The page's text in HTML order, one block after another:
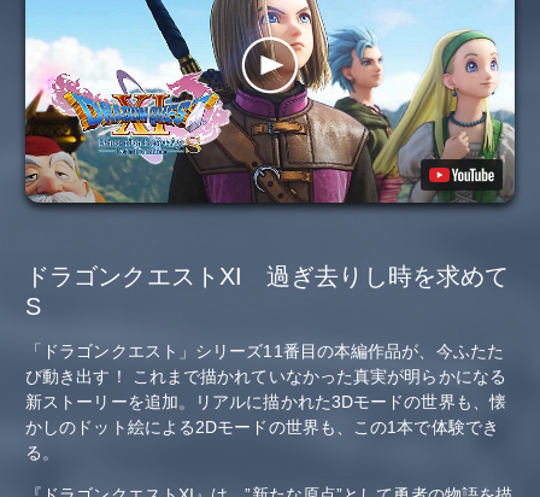
ドラゴンクエストXI 過ぎ去りし時を求めて
S
「ドラゴンクエスト」シリーズ11番目の本編作品が、今ふたた
び動き出す！ これまで描かれていなかった真実が明らかになる
新ストーリーを追加。リアルに描かれた3Dモードの世界も、懐
かしのドット絵による2Dモードの世界も、この1本で体験でき
る。